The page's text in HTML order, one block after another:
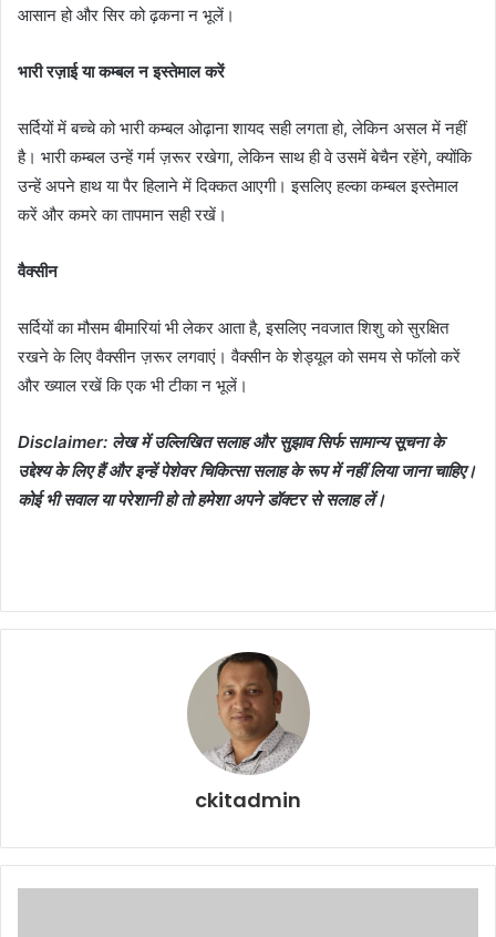
आसान हो और सिर को ढ़कना न भूलें।
भारी रज़ाई या कम्बल न इस्तेमाल करें
सर्दियों में बच्चे को भारी कम्बल ओढ़ाना शायद सही लगता हो, लेकिन असल में नहीं
है। भारी कम्बल उन्हें गर्म ज़रूर रखेगा, लेकिन साथ ही वे उसमें बेचैन रहेंगे, क्योंकि
उन्हें अपने हाथ या पैर हिलाने में दिक्कत आएगी। इसलिए हल्का कम्बल इस्तेमाल
करें और कमरे का तापमान सही रखें।
वैक्सीन
सर्दियों का मौसम बीमारियां भी लेकर आता है, इसलिए नवजात शिशु को सुरक्षित
रखने के लिए वैक्सीन ज़रूर लगवाएं। वैक्सीन के शेड्यूल को समय से फॉलो करें
और ख्याल रखें कि एक भी टीका न भूलें।
Disclaimer: लेख में उल्लिखित सलाह और सुझाव सिर्फ सामान्य सूचना के
उद्देश्य के लिए हैं और इन्हें पेशेवर चिकित्सा सलाह के रूप में नहीं लिया जाना चाहिए।
कोई भी सवाल या परेशानी हो तो हमेशा अपने डॉक्टर से सलाह लें।
ckitadmin